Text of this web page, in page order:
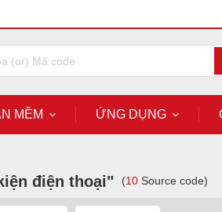
MỀM ỨNG DỤNG
điện thoại" (10 Source code)